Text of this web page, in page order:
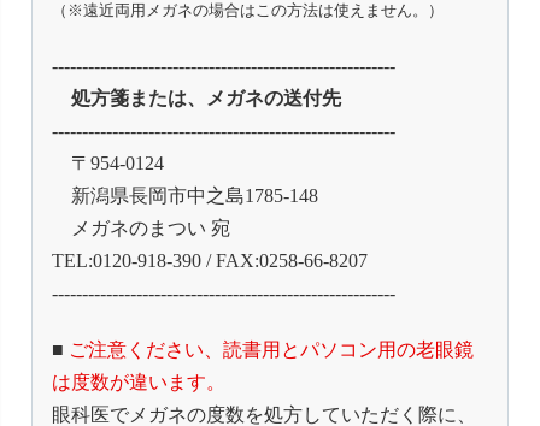
（※遠近両用メガネの場合はこの方法は使えません。）
---------------------------------------------------------
処方箋または、メガネの送付先
---------------------------------------------------------
〒954-0124
新潟県長岡市中之島1785-148
メガネのまつい 宛
TEL:0120-918-390 / FAX:0258-66-8207
---------------------------------------------------------
■ ご注意ください、読書用とパソコン用の老眼鏡
は度数が違います。
眼科医でメガネの度数を処方していただく際に、